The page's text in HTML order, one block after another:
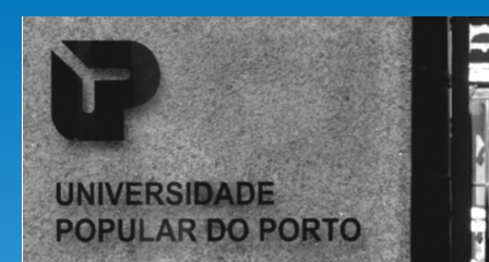
Universidade
Popular do
Porto
Associação
Cultural